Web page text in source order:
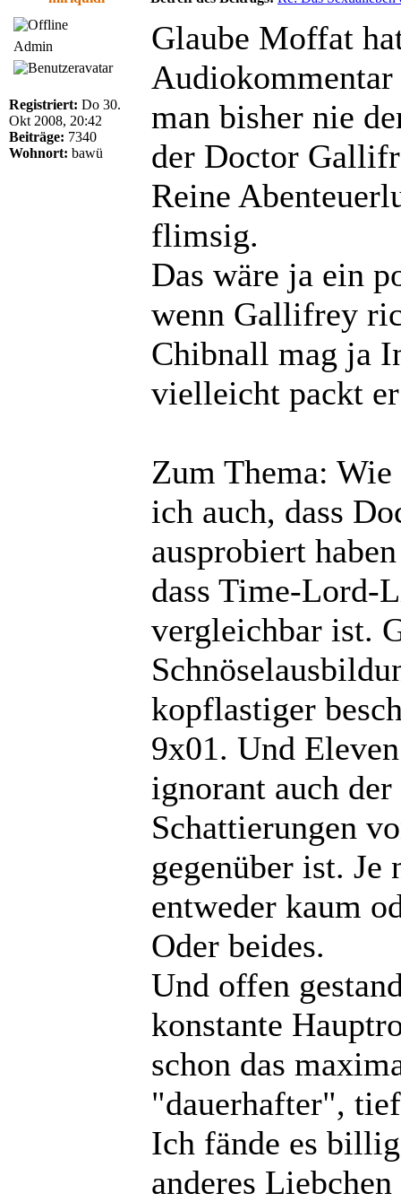
Admin
Registriert: Do 30.
Okt 2008, 20:42
Beiträge: 7340
Wohnort: bawü
Glaube Moffat
Audiokommentar
man bisher nie
der Doctor
Reine
flimsig.
Das wäre ja ein
wenn Gallifrey
Chibnall mag ja
vielleicht packt
Zum Thema: Wie
ich auch, dass
ausprobiert
dass Time-Lord-
vergleichbar ist.
kopflastiger
9x01. Und
ignorant auch
Schattierungen
gegenüber ist.
entweder kaum
Oder beides.
Und offen
konstante
schon das
"dauerhafter",
Ich fände es
anderes